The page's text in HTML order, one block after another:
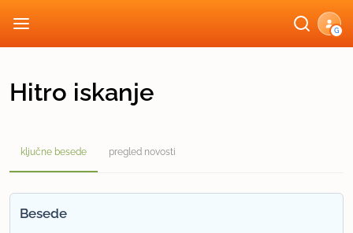
G
Hitro iskanje
ključne besede pregled novosti
Besede